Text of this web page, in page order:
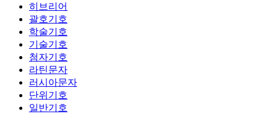
히브리어
괄호기호
학술기호
기술기호
첨자기호
라틴문자
러시아문자
단위기호
일반기호